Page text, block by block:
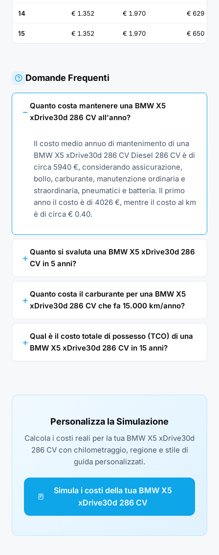
14 € 1.352 € 1.970 € 629
15 € 1.352 € 1.970 € 650
Domande Frequenti
Quanto costa mantenere una BMW X5
xDrive30d 286 CV all'anno?
Il costo medio annuo di mantenimento di una
BMW X5 xDrive30d 286 CV Diesel 286 CV è di
circa 5940 €, considerando assicurazione,
bollo, carburante, manutenzione ordinaria e
straordinaria, pneumatici e batteria. Il primo
anno il costo è di 4026 €, mentre il costo al km
è di circa € 0.40.
Quanto si svaluta una BMW X5 xDrive30d 286
CV in 5 anni?
Quanto costa il carburante per una BMW X5
xDrive30d 286 CV che fa 15.000 km/anno?
Qual è il costo totale di possesso (TCO) di una
BMW X5 xDrive30d 286 CV in 15 anni?
Personalizza la Simulazione
Calcola i costi reali per la tua BMW X5 xDrive30d
286 CV con chilometraggio, regione e stile di
guida personalizzati.
Simula i costi della tua BMW X5
xDrive30d 286 CV